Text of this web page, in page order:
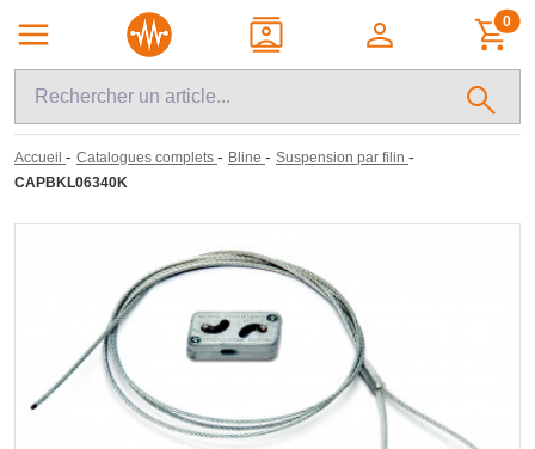
0
Accueil - Catalogues complets - Bline - Suspension par filin -
CAPBKL06340K